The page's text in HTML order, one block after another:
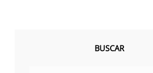
BUSCAR